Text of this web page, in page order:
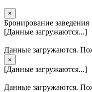
×
Бронирование заведения
[Данные загружаются...]
Данные загружаются.
×
[Данные загружаются...]
Данные загружаются.